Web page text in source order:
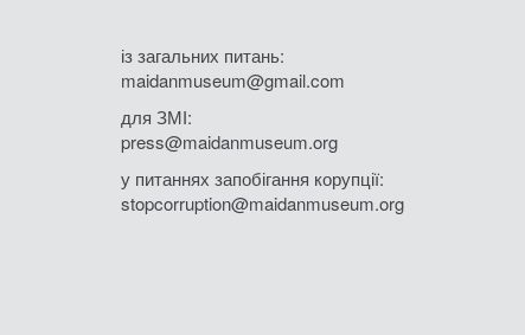
із загальних питань:
maidanmuseum@gmail.com
для ЗМІ:
press@maidanmuseum.org
у питаннях запобігання корупції:
stopcorruption@maidanmuseum.org